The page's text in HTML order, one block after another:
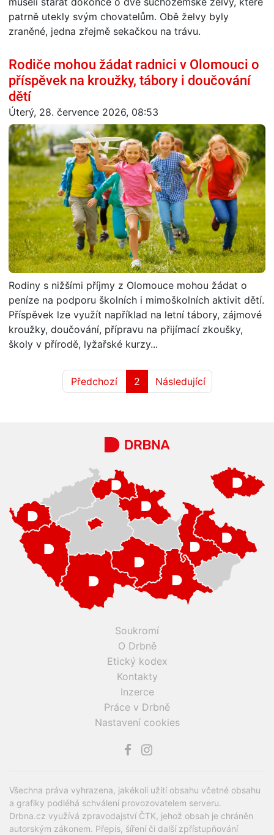
patrně utekly svým chovatelům. Obě želvy byly
zraněné, jedna zřejmě sekačkou na trávu.
Rodiče mohou žádat radnici v Olomouci o
příspěvek na kroužky, tábory i doučování
dětí
Úterý, 28. července 2026, 08:53
Rodiny s nižšími příjmy z Olomouce mohou žádat o
peníze na podporu školních i mimoškolních aktivit dětí.
Příspěvek lze využít například na letní tábory, zájmové
kroužky, doučování, přípravu na přijímací zkoušky,
školy v přírodě, lyžařské kurzy...
Předchozí 2 Následující
Soukromí
O Drbně
Etický kodex
Kontakty
Inzerce
Práce v Drbně
Nastavení cookies
Všechna práva vyhrazena, jakékoli užití obsahu včetné obsahu
a grafiky podléhá schválení provozovatelem serveru.
Drbna.cz využívá zpravodajství ČTK, jehož obsah je chráněn
autorským zákonem. Přepis, šíření či další zpřístupňování